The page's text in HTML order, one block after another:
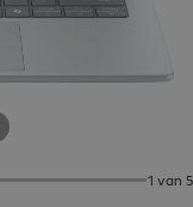
1 van 5